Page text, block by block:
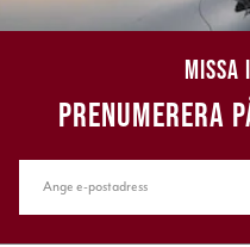
MISSA
PRENUMERERA